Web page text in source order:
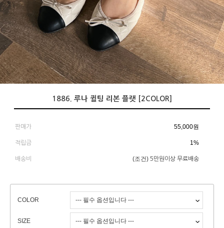
1886. 루나 퀼팅 리본 플랫 [2COLOR]
판매가 55,000원
적립금 1%
배송비 (조건) 5만원이상 무료배송
COLOR
SIZE